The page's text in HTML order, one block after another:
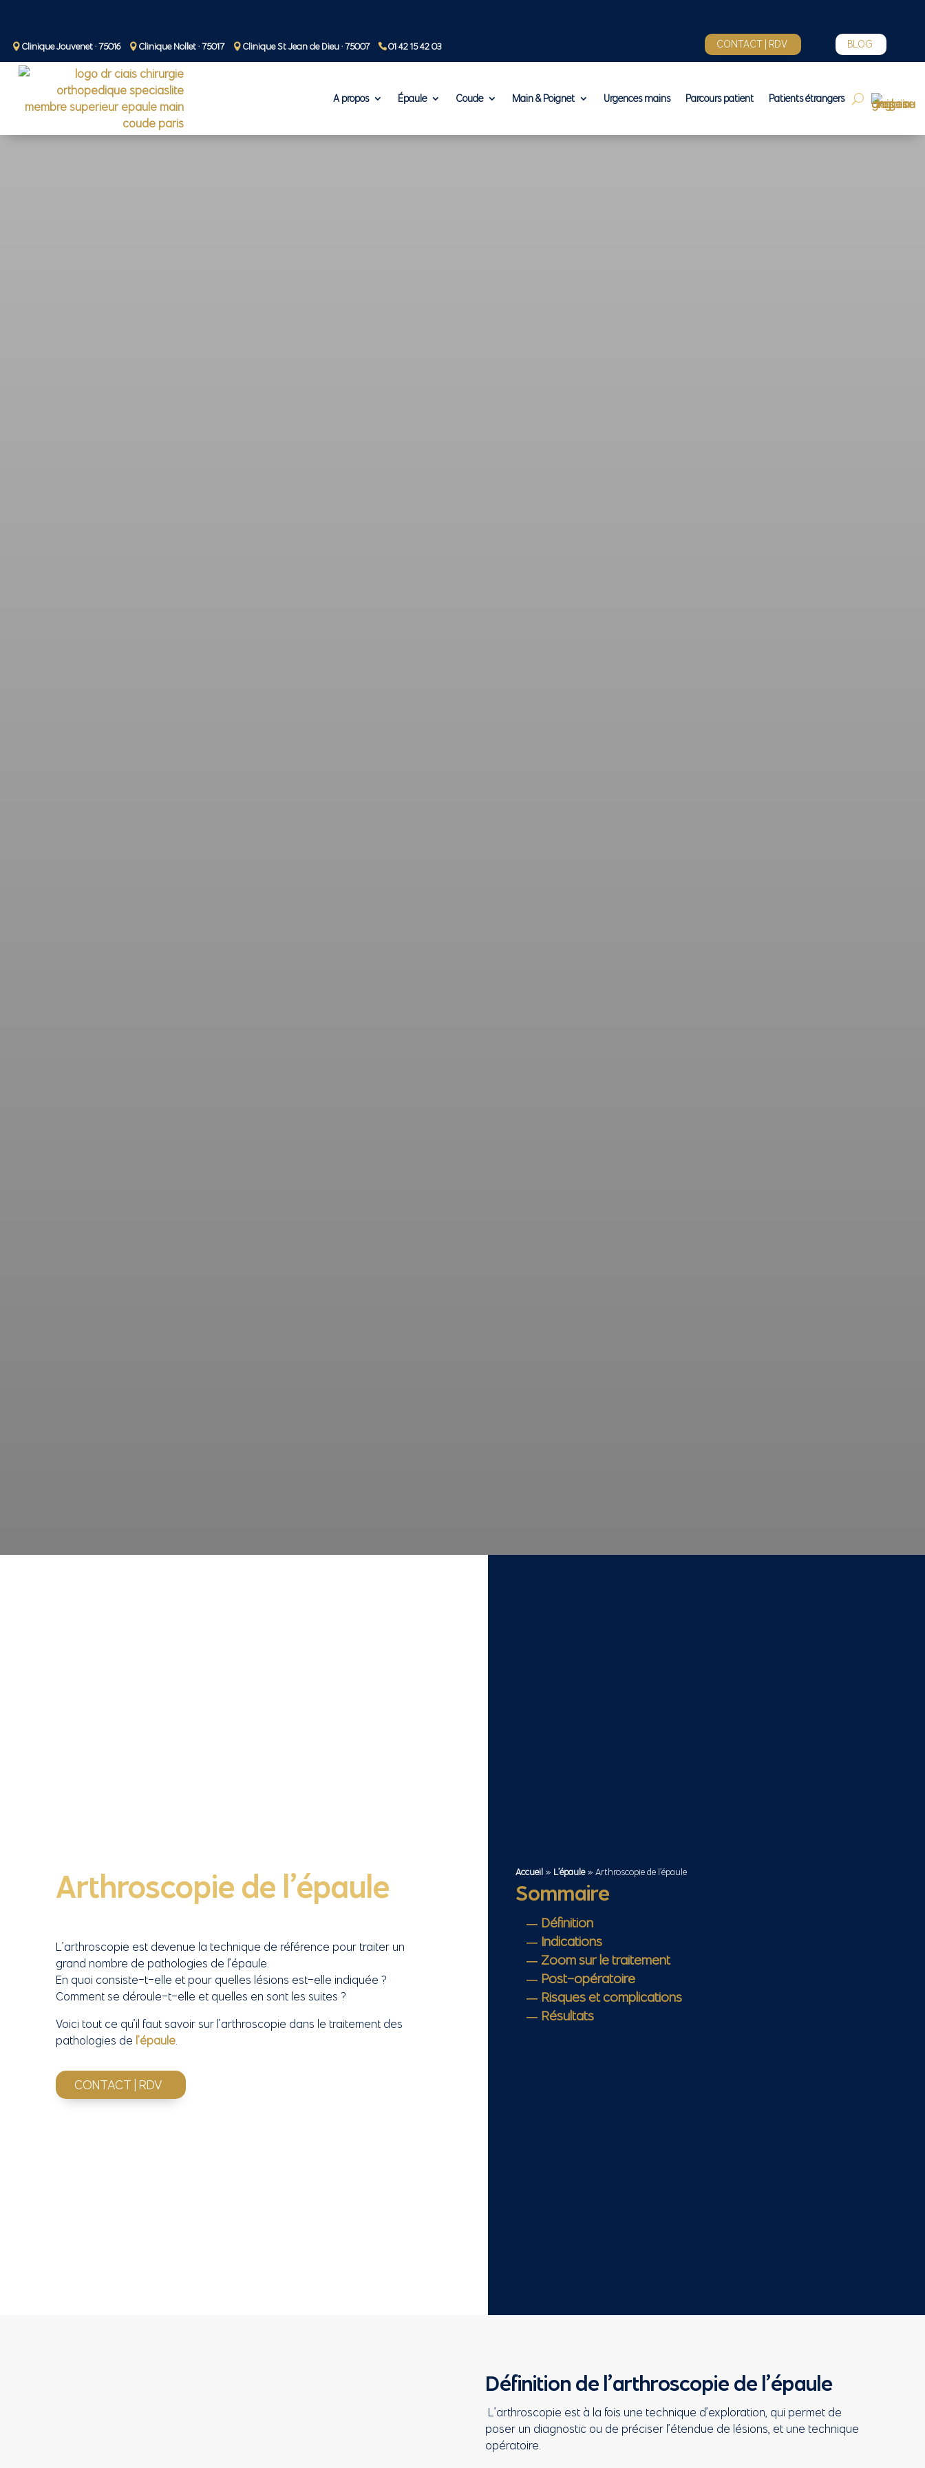
Clinique Jouvenet · 75016 Clinique Nollet · 75017 Clinique St Jean de Dieu · 75007 01 42 15 42 03 CONTACT | RDV BLOG
A propos Épaule Coude Main & Poignet Urgences mains Parcours patient Patients étrangers
Arthroscopie de l’épaule
L’arthroscopie est devenue la technique de référence pour traiter un
grand nombre de pathologies de l’épaule.
En quoi consiste-t-elle et pour quelles lésions est-elle indiquée ?
Comment se déroule-t-elle et quelles en sont les suites ?
Voici tout ce qu’il faut savoir sur l’arthroscopie dans le traitement des
pathologies de l’épaule.
CONTACT | RDV
Accueil » L’épaule»Arthroscopie de l’épaule
Sommaire
Définition
Indications
Zoom sur le traitement
Post-opératoire
Risques et complications
Résultats
Définition de l’arthroscopie de l’épaule
L’arthroscopie est à la fois une technique d’exploration, qui permet de
poser un diagnostic ou de préciser l’étendue de lésions, et une technique
opératoire.